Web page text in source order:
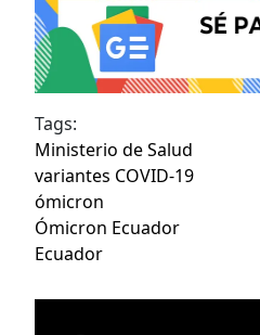
Tags:
Ministerio de Salud
variantes COVID-19
ómicron
Ómicron Ecuador
Ecuador